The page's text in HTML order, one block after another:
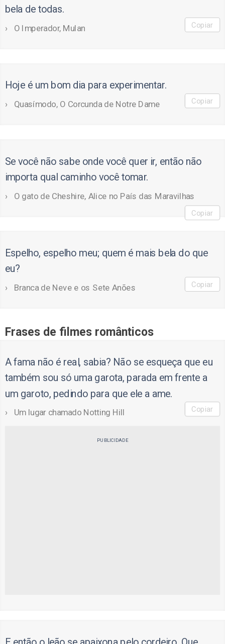
bela de todas.
O Imperador, Mulan Copiar
Hoje é um bom dia para experimentar.
Quasímodo, O Corcunda de Notre Dame Copiar
Se você não sabe onde você quer ir, então não
importa qual caminho você tomar.
O gato de Cheshire, Alice no País das Maravilhas
Copiar
Espelho, espelho meu; quem é mais bela do que
eu?
Branca de Neve e os Sete Anões Copiar
Frases de filmes românticos
A fama não é real, sabia? Não se esqueça que eu
também sou só uma garota, parada em frente a
um garoto, pedindo para que ele a ame.
Um lugar chamado Notting Hill Copiar
PUBLICIDADE